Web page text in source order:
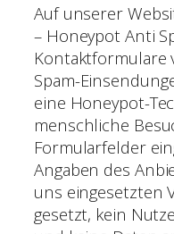
Auf unserer
– Honeypot Anti
Kontaktformulare
Spam-
eine Honeypot-
menschliche
Formularfelder
Angaben des
uns eingesetzten
gesetzt, kein